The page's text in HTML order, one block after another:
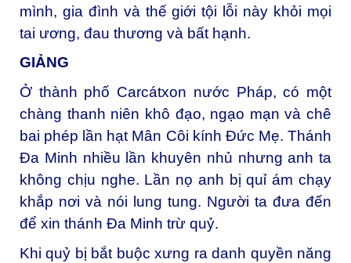
mình, gia đình và thế giới tội lỗi này khỏi mọi
tai ương, đau thương và bất hạnh.
GIẢNG
Ở thành phố Carcátxon nước Pháp, có một
chàng thanh niên khô đạo, ngạo mạn và chê
bai phép lần hạt Mân Côi kính Đức Mẹ. Thánh
Đa Minh nhiều lần khuyên nhủ nhưng anh ta
không chịu nghe. Lần nọ anh bị quỉ ám chạy
khắp nơi và nói lung tung. Người ta đưa đến
để xin thánh Đa Minh trừ quỷ.
Khi quỷ bị bắt buộc xưng ra danh quyền năng